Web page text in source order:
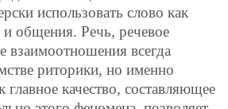
использовать слово как
общения. Речь, речевое
взаимоотношения всегда
риторики, но именно
главное качество, составляющее